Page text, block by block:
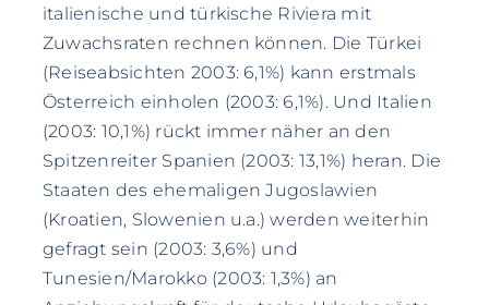
italienische und türkische Riviera mit
Zuwachsraten rechnen können. Die Türkei
(Reiseabsichten 2003: 6,1%) kann erstmals
Österreich einholen (2003: 6,1%). Und Italien
(2003: 10,1%) rückt immer näher an den
Spitzenreiter Spanien (2003: 13,1%) heran. Die
Staaten des ehemaligen Jugoslawien
(Kroatien, Slowenien u.a.) werden weiterhin
gefragt sein (2003: 3,6%) und
Tunesien/Marokko (2003: 1,3%) an